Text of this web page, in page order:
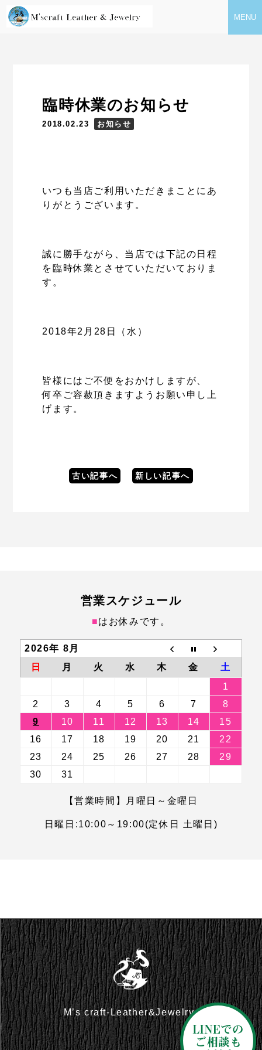
MENU
臨時休業のお知らせ
2018.02.23 お知らせ
いつも当店ご利用いただきまことにあ
りがとうございます。
誠に勝手ながら、当店では下記の日程
を臨時休業とさせていただいておりま
す。
2018年2月28日（水）
皆様にはご不便をおかけしますが、
何卒ご容赦頂きますようお願い申し上
げます。
古い記事へ 新しい記事へ
営業スケジュール
■はお休みです。
2026年 8月
日
月 火 水 木 金
土
1
2
3 4 5 6 7
8
9
10 11 12 13 14
15
16
17 18 19 20 21
22
23
24 25 26 27 28
29
30
31
【営業時間】月曜日～金曜日
日曜日:10:00～19:00(定休日 土曜日)
M’s craft-Leather&Jewelry-